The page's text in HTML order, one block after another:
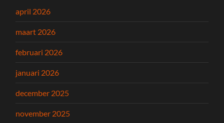
april 2026
maart 2026
februari 2026
januari 2026
december 2025
november 2025